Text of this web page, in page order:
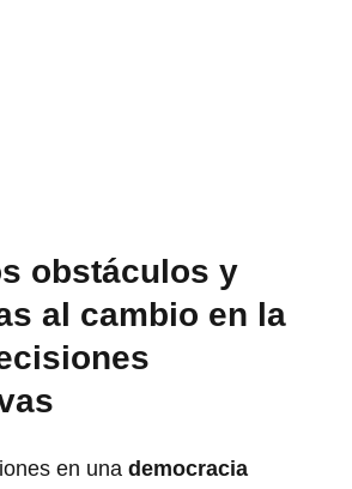
obstáculos y
al cambio en la
en una democracia